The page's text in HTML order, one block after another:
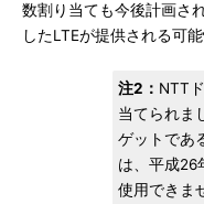
数割り当ても今後計画さ
したLTEが提供される可
注2： NTT
当てられま
ゲットであ
は、平成26
使用できま